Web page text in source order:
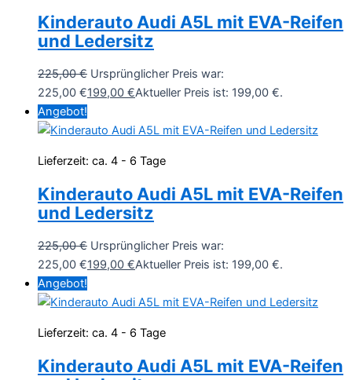
Kinderauto Audi A5L mit EVA-Reifen
und Ledersitz
225,00€ Ursprünglicher Preis war:
225,00 €199,00 €Aktueller Preis ist: 199,00 €.
Angebot!
Lieferzeit: ca. 4 - 6 Tage
Kinderauto Audi A5L mit EVA-Reifen
und Ledersitz
225,00€ Ursprünglicher Preis war:
225,00 €199,00 €Aktueller Preis ist: 199,00 €.
Angebot!
Lieferzeit: ca. 4 - 6 Tage
Kinderauto Audi A5L mit EVA-Reifen